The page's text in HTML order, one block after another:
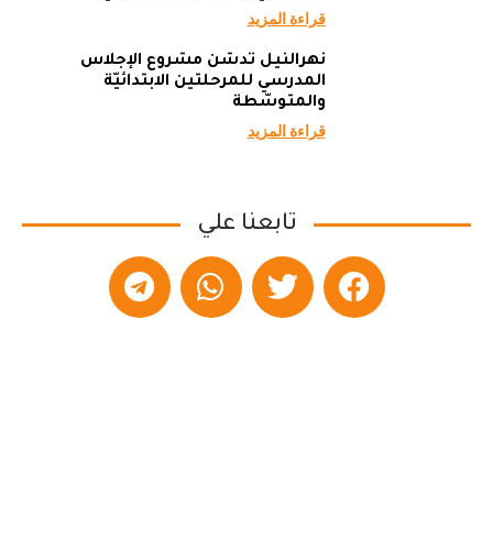
قراءة المزيد
نهرالنيل تدشن مشروع الإجلاس
المدرسي للمرحلتين الابتدائيّة
والمتوسّطة
قراءة المزيد
تابعنا علي